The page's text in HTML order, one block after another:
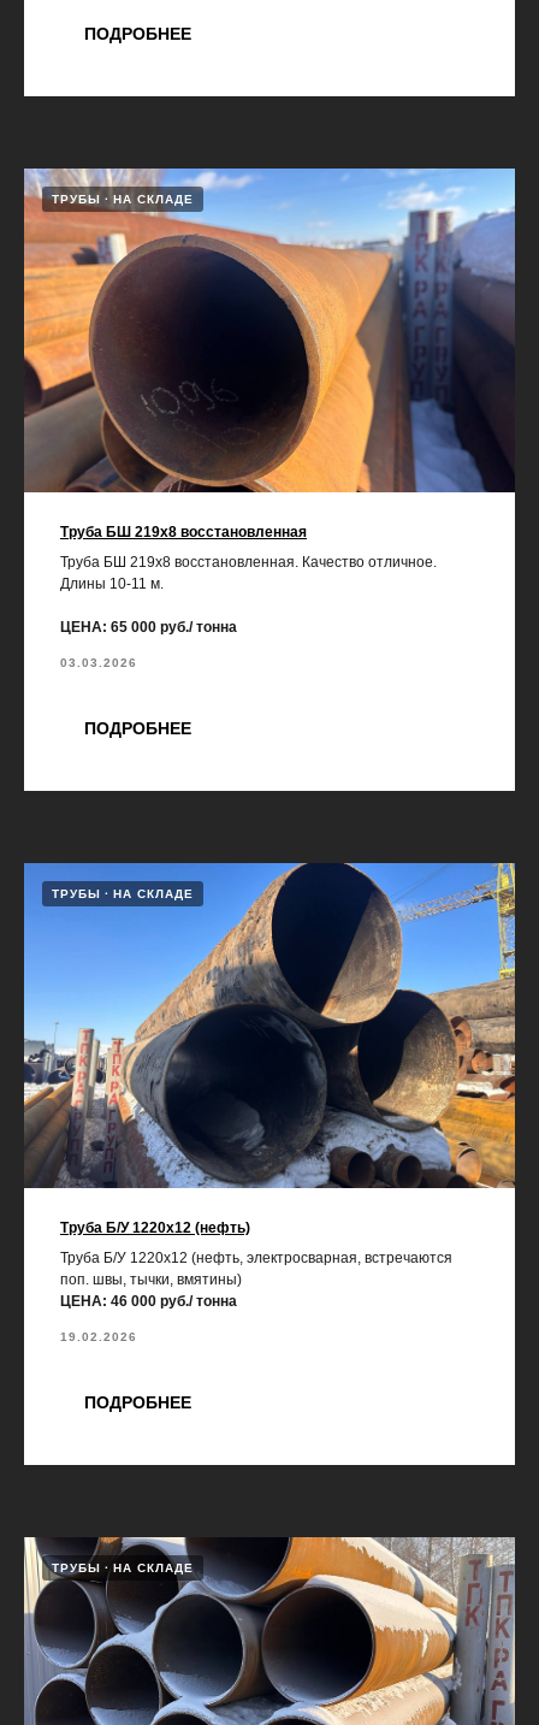
ПОДРОБНЕЕ
ТРУБЫ НА СКЛАДЕ
Труба БШ 219х8 восстановленная
Труба БШ 219х8 восстановленная. Качество отличное.
Длины 10-11 м.
ЦЕНА: 65 000 руб./ тонна
03.03.2026
ПОДРОБНЕЕ
ТРУБЫ НА СКЛАДЕ
Труба Б/У 1220х12 (нефть)
Труба Б/У 1220х12 (нефть, электросварная, встречаются
поп. швы, тычки, вмятины)
ЦЕНА: 46 000 руб./ тонна
19.02.2026
ПОДРОБНЕЕ
ТРУБЫ НА СКЛАДЕ